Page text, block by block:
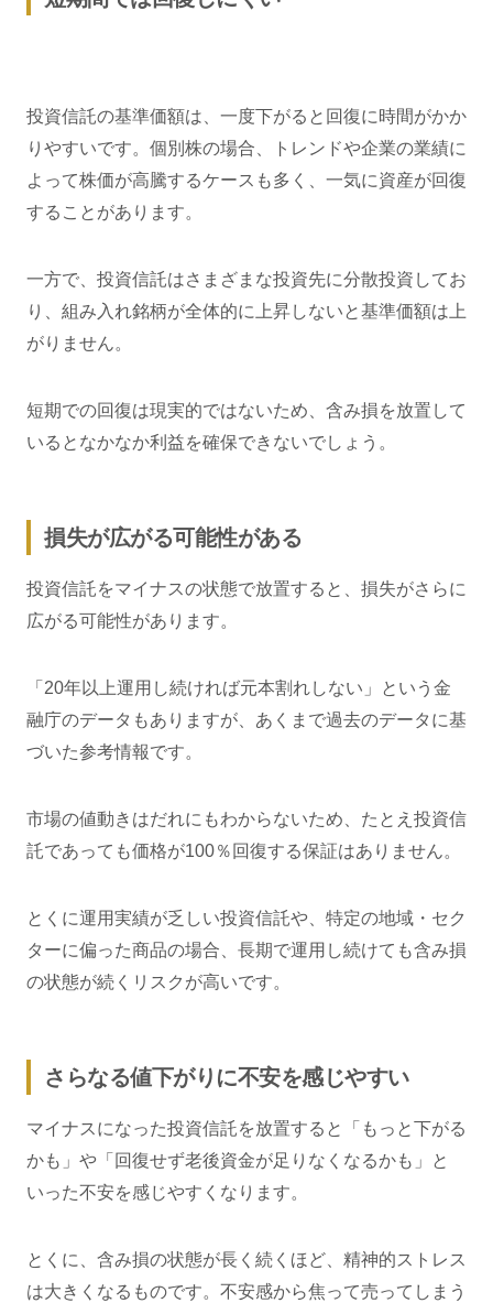
投資信託の基準価額は、一度下がると回復に時間がかか
りやすいです。個別株の場合、トレンドや企業の業績に
よって株価が高騰するケースも多く、一気に資産が回復
することがあります。
一方で、投資信託はさまざまな投資先に分散投資してお
り、組み入れ銘柄が全体的に上昇しないと基準価額は上
がりません。
短期での回復は現実的ではないため、含み損を放置して
いるとなかなか利益を確保できないでしょう。
損失が広がる可能性がある
投資信託をマイナスの状態で放置すると、損失がさらに
広がる可能性があります。
「20年以上運用し続ければ元本割れしない」という金
融庁のデータもありますが、あくまで過去のデータに基
づいた参考情報です。
市場の値動きはだれにもわからないため、たとえ投資信
託であっても価格が100％回復する保証はありません。
とくに運用実績が乏しい投資信託や、特定の地域・セク
ターに偏った商品の場合、長期で運用し続けても含み損
の状態が続くリスクが高いです。
さらなる値下がりに不安を感じやすい
マイナスになった投資信託を放置すると「もっと下がる
かも」や「回復せず老後資金が足りなくなるかも」と
いった不安を感じやすくなります。
とくに、含み損の状態が長く続くほど、精神的ストレス
は大きくなるものです。不安感から焦って売ってしまう